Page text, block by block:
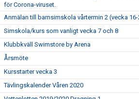
för Corona-viruset.
Anmälan till barnsimskola vårtermin 2 (vecka 16-
Simskola/kurs som vanligt vecka 7 och 8
Klubbkväll Swimstore by Arena
Årsmöte
Kursstarter vecka 3
Tävlingskalender Våren 2020